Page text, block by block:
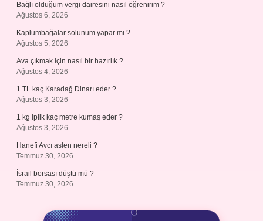
Bağlı olduğum vergi dairesini nasıl öğrenirim ?
Ağustos 6, 2026
Kaplumbağalar solunum yapar mı ?
Ağustos 5, 2026
Ava çıkmak için nasıl bir hazırlık ?
Ağustos 4, 2026
1 TL kaç Karadağ Dinarı eder ?
Ağustos 3, 2026
1 kg iplik kaç metre kumaş eder ?
Ağustos 3, 2026
Hanefi Avcı aslen nereli ?
Temmuz 30, 2026
İsrail borsası düştü mü ?
Temmuz 30, 2026